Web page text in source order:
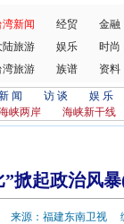
湾新闻 经贸
金融
陆旅游 娱乐
时尚
湾旅游 族谱 资料
闻 访 谈
娱 乐
峡两岸 海峡新干线
”掀起政治风
来源：福建东南卫视